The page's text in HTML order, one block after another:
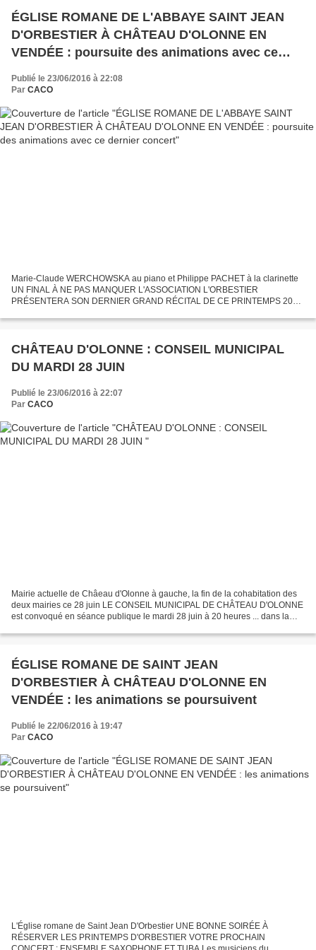
ÉGLISE ROMANE DE L'ABBAYE SAINT JEAN
D'ORBESTIER À CHÂTEAU D'OLONNE EN
VENDÉE : poursuite des animations avec ce
Publié le 23/06/2016 à 22:08
Par CACO
Marie-Claude WERCHOWSKA au piano et Philippe PACHET à la clarinette
UN FINAL À NE PAS MANQUER L'ASSOCIATION L'ORBESTIER
PRÉSENTERA SON DERNIER GRAND RÉCITAL DE CE PRINTEMPS 2016
JEAN D'ORBESTIER...
CHÂTEAU D'OLONNE : CONSEIL MUNICIPAL
DU MARDI 28 JUIN
Publié le 23/06/2016 à 22:07
Par CACO
Mairie actuelle de Châeau d'Olonne à gauche, la fin de la cohabitation des
deux mairies ce 28 juin LE CONSEIL MUNICIPAL DE CHÂTEAU D'OLONNE
est convoqué en séance publique le mardi 28 juin à 20 heures ... dans la
ÉGLISE ROMANE DE SAINT JEAN
D'ORBESTIER À CHÂTEAU D'OLONNE EN
VENDÉE : les animations se poursuivent
Publié le 22/06/2016 à 19:47
Par CACO
L'Église romane de Saint Jean D'Orbestier UNE BONNE SOIRÉE À
RÉSERVER LES PRINTEMPS D'ORBESTIER VOTRE PROCHAIN